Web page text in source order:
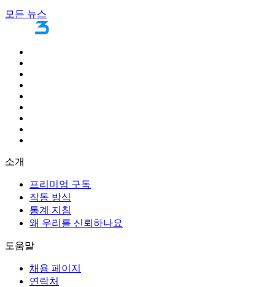
모든 뉴스
소개
프리미엄 구독
작동 방식
통계 지침
왜 우리를 신뢰하나요
도움말
채용 페이지
연락처